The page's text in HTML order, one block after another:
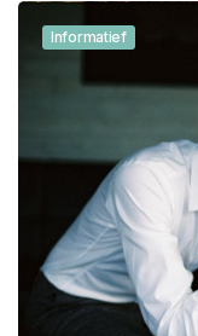
Informatief